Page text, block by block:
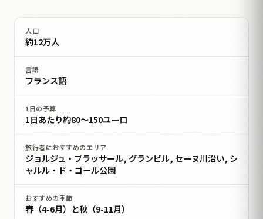
人口
約12万人
言語
フランス語
1日の予算
1日あたり約80〜150ユーロ
旅行者におすすめのエリア
ジョルジュ・ブラッサール, グランビル, セーヌ川沿い, シ
ャルル・ド・ゴール公園
おすすめの季節
春（4-6月）と秋（9-11月）